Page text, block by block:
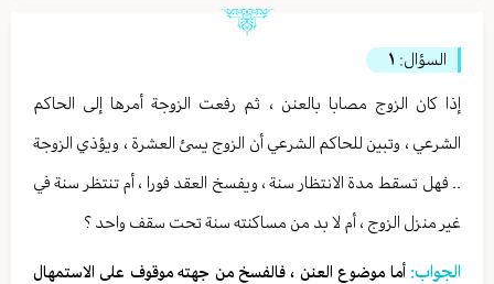
السؤال: ١
إذا كان الزوج مصابا بالعنن ، ثم رفعت الزوجة أمرها إلى الحاكم
الشرعي ، وتبين للحاكم الشرعي أن الزوج يسئ العشرة ، ويؤذي الزوجة
.. فهل تسقط مدة الانتظار سنة ، ويفسخ العقد فورا ، أم تنتظر سنة في
غير منزل الزوج ، أم لا بد من مساكنته سنة تحت سقف واحد ؟
الجواب:أما موضوع العنن ، فالفسخ من جهته موقوف على الاستمهال